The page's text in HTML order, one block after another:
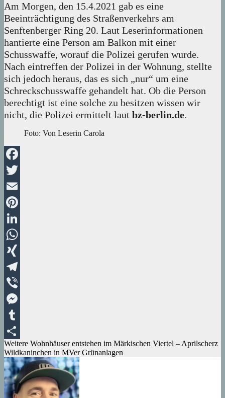
Am Morgen, den 15.4.2021 gab es eine
Beeinträchtigung des Straßenverkehrs am
Senftenberger Ring 20. Laut Leserinformationen
hantierte eine Person am Balkon mit einer
Schusswaffe, worauf die Polizei gerufen wurde.
Nach eintreffen der Polizei in der Wohnung, stellte
sich jedoch heraus, das es sich „nur“ um eine
Schreckschusswaffe gehandelt hat. Ob die Person
berechtigt ist eine solche zu besitzen wissen wir
nicht, die Polizei ermittelt laut bz-berlin.de.
Foto: Von Leserin Carola
Facebook
Twitter
Email
Pinterest
LinkedIn
WhatsApp
XING
Telegram
Viber
Messenger
Tumblr
Teilen
Beitragsnavigation
Weitere Wohnhäuser entstehen im Märkischen Viertel – Aprilscherz
Wildkaninchen in MVer Grünanlagen